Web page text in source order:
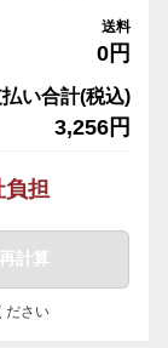
ださい
再計算
送料
0円
い合計(税込)
3,256円
負担